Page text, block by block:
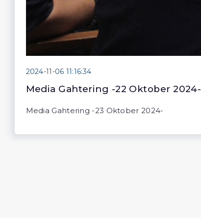
2024-11-06 11:16:34
Media Gahtering -22 Oktober 2024-
Media Gahtering -23 Oktober 2024-